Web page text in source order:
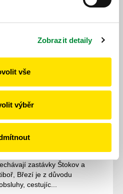
Zobrazit detaily
vše
výběr
jízdní řády. Rozsah provozu
10. 10. – 5. 11.
v Soběkurech jezdí linky
jízdních řádů.
10. – 12. 11. 2017
linka 490780 po objízdné
zastávky Štokov a
Březí je z důvodu
cestujíc...